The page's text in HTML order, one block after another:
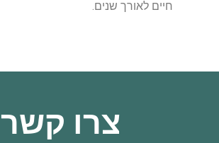
חיים לאורך שנים.
צרו קשר